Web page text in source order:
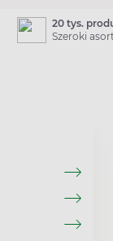
20 tys.
Szeroki